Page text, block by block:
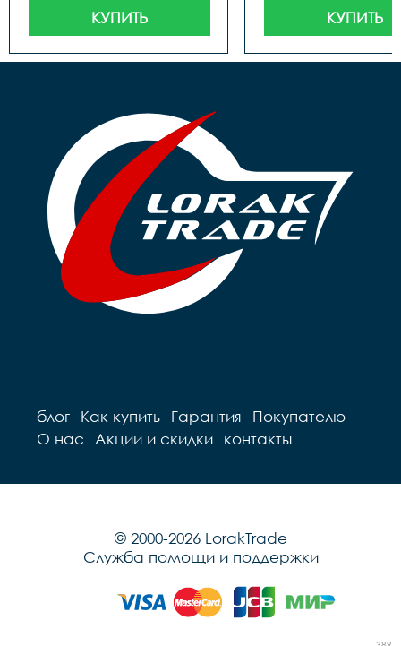
КУПИТЬ КУПИТЬ
блог Как купить Гарантия
Покупателю
О нас
Акции и скидки контакты
© 2000-2026 LorakTrade
Служба помощи и поддержки